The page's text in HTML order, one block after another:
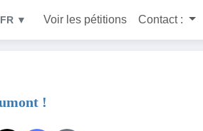
FR ▼ Voir les pétitions Contact :
!